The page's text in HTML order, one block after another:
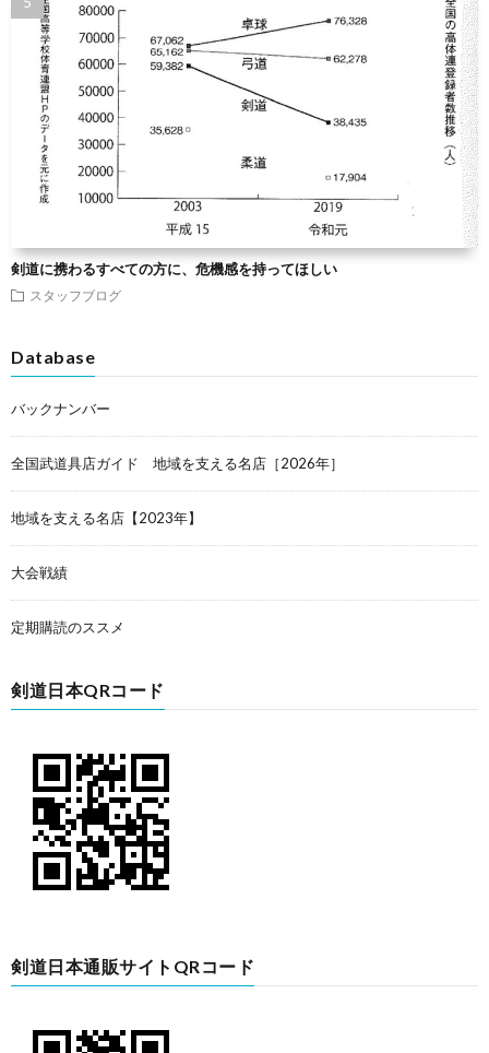
剣道に携わるすべての方に、危機感を持ってほしい
スタッフブログ
Database
バックナンバー
全国武道具店ガイド 地域を支える名店［2026年］
地域を支える名店【2023年】
大会戦績
定期購読のススメ
剣道日本QRコード
剣道日本通販サイトQRコード